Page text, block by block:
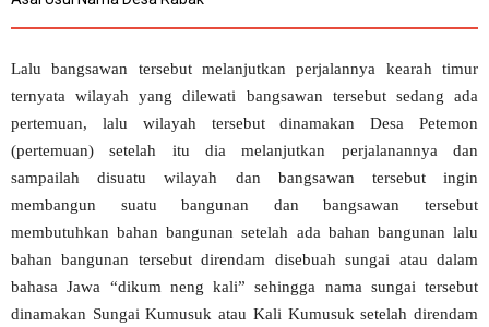
Lalu bangsawan tersebut melanjutkan perjalannya kearah timur
ternyata wilayah yang dilewati bangsawan tersebut sedang ada
pertemuan, lalu wilayah tersebut dinamakan Desa Petemon
(pertemuan) setelah itu dia melanjutkan perjalanannya dan
sampailah disuatu wilayah dan bangsawan tersebut ingin
membangun suatu bangunan dan bangsawan tersebut
membutuhkan bahan bangunan setelah ada bahan bangunan lalu
bahan bangunan tersebut direndam disebuah sungai atau dalam
bahasa Jawa “dikum neng kali” sehingga nama sungai tersebut
dinamakan Sungai Kumusuk atau Kali Kumusuk setelah direndam